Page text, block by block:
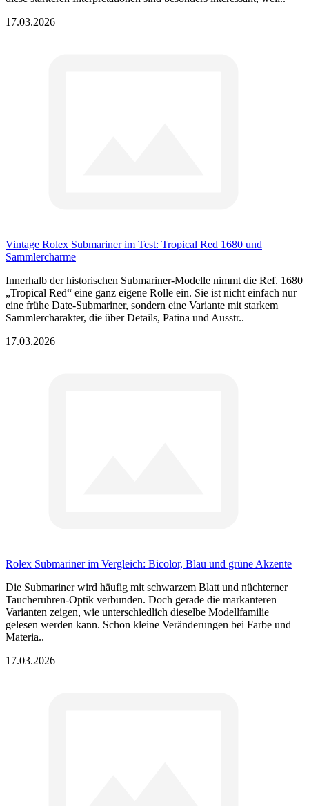
17.03.2026
Vintage Rolex Submariner im Test: Tropical Red 1680 und
Sammlercharme
Innerhalb der historischen Submariner-Modelle nimmt die Ref. 1680
„Tropical Red“ eine ganz eigene Rolle ein. Sie ist nicht einfach nur
eine frühe Date-Submariner, sondern eine Variante mit starkem
Sammlercharakter, die über Details, Patina und Ausstr..
17.03.2026
Rolex Submariner im Vergleich: Bicolor, Blau und grüne Akzente
Die Submariner wird häufig mit schwarzem Blatt und nüchterner
Taucheruhren-Optik verbunden. Doch gerade die markanteren
Varianten zeigen, wie unterschiedlich dieselbe Modellfamilie
gelesen werden kann. Schon kleine Veränderungen bei Farbe und
Materia..
17.03.2026